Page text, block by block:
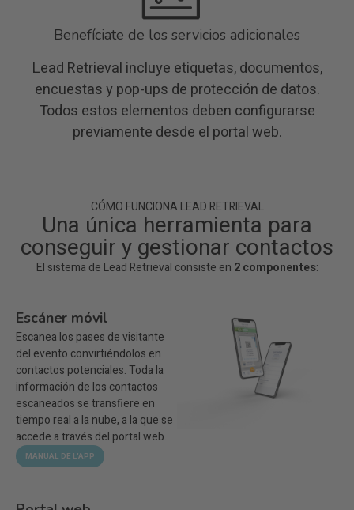
Benefíciate de los servicios adicionales
Lead Retrieval incluye etiquetas, documentos,
encuestas y pop-ups de protección de datos.
Todos estos elementos deben configurarse
previamente desde el portal web.
CÓMO FUNCIONA LEAD RETRIEVAL
Una única herramienta para
conseguir y gestionar contactos
El sistema de Lead Retrieval consiste en 2 componentes:
Escáner móvil
Escanea los pases de visitante
del evento convirtiéndolos en
contactos potenciales. Toda la
información de los contactos
escaneados se transfiere en
tiempo real a la nube, a la que se
accede a través del portal web.
MANUAL DE L'APP